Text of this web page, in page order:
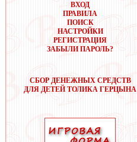
ВХОД
ПРАВИЛА
ПОИСК
НАСТРОЙКИ
РЕГИСТРАЦИЯ
ЗАБЫЛИ ПАРОЛЬ?
СБОР ДЕНЕЖНЫХ СРЕДСТВ
ДЛЯ ДЕТЕЙ ТОЛИКА ГЕРЦЫНА